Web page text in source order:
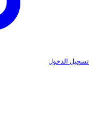
تسجيل الدخول